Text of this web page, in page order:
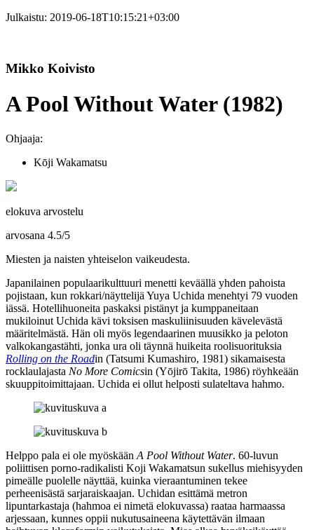
Julkaistu: 2019-06-18T10:15:21+03:00
Mikko Koivisto
A Pool Without Water (1982)
Ohjaaja:
Kōji Wakamatsu
elokuva arvostelu
arvosana 4.5/5
Miesten ja naisten yhteiselon vaikeudesta.
Japanilainen populaarikulttuuri menetti keväällä yhden pahoista
pojistaan, kun rokkari/näyttelijä Yuya Uchida menehtyi 79 vuoden
iässä. Hotellihuoneita paskaksi pistänyt ja kumppaneitaan
mukiloinut Uchida kävi toksisen maskuliinisuuden kävelevästä
määritelmästä. Hän oli myös legendaarinen muusikko ja peloton
valkokangastähti, jonka ura oli täynnä huikeita roolisuorituksia
Rolling on the Roadin (Tatsumi Kumashiro, 1981) sikamaisesta
rocklaulajasta No More Comicsin (Yōjirō Takita, 1986) röyhkeään
skuuppitoimittajaan. Uchida ei ollut helposti sulateltava hahmo.
Helppo pala ei ole myöskään A Pool Without Water. 60‑luvun
poliittisen porno-radikalisti Koji Wakamatsun sukellus miehisyyden
pimeälle puolelle näyttää, kuinka vieraantuminen tekee
perheenisästä sarjaraiskaajan. Uchidan esittämä metron
lipuntarkastaja (hahmoa ei nimetä elokuvassa) raataa harmaassa
arjessaan, kunnes oppii nukutusaineena käytettävän ilmaan